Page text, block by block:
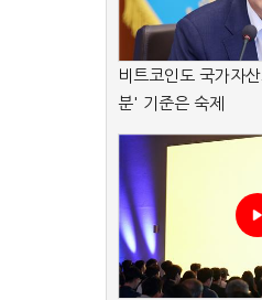
비트코인도 국가자
분' 기준은 숙제